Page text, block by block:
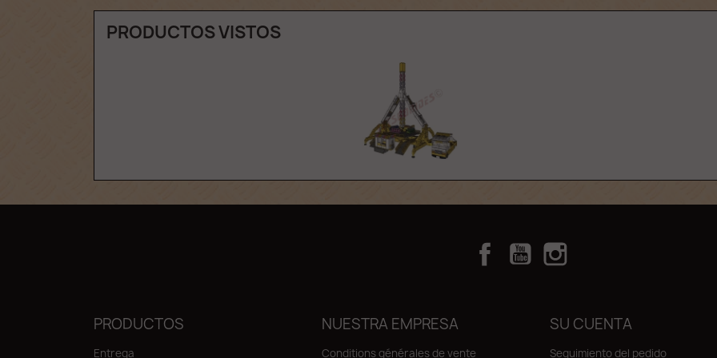
PRODUCTOS VISTOS
FacebookYouTube
PRODUCTOS
Entrega
NUESTRA EMPRESA
Conditions générales de vente
SU CUENTA
Seguimiento del pedido